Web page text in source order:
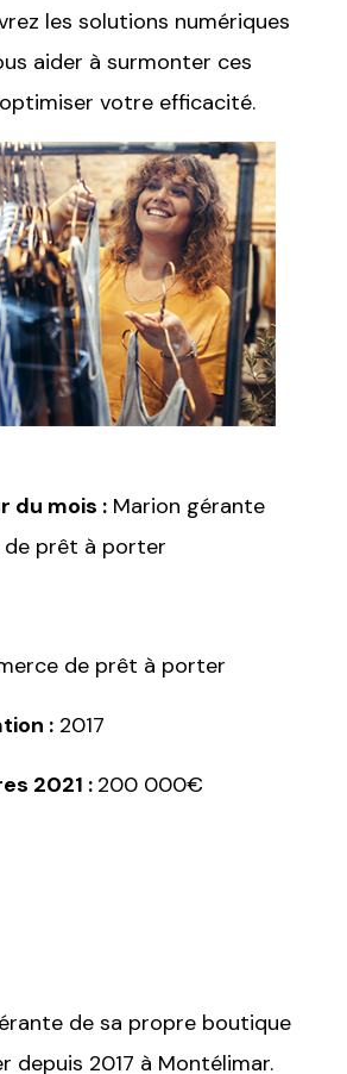
les solutions numériques
aider à surmonter ces
votre efficacité.
du mois : Marion gérante
de prêt à porter
de prêt à porter
: 2017
2021 : 200 000€
de sa propre boutique
depuis 2017 à Montélimar.